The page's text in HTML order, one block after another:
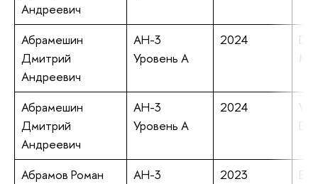
Андреевич
Абрамешин
Дмитрий
Андреевич
АН-3
Уровень А
2024
Абрамешин
Дмитрий
Андреевич
АН-3
Уровень А
2024
Абрамов Роман
АН-3
2023